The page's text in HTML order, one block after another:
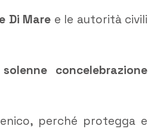
Di Mare e le autorità civili
solenne concelebrazione
perché protegga e